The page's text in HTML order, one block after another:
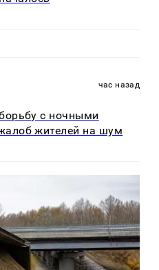
час назад
с ночными
жителей на шум